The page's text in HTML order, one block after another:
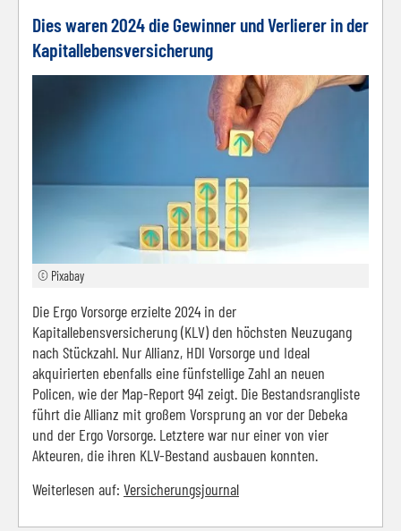
Dies waren 2024 die Gewinner und Verlierer in der
Kapitallebensversicherung
© Pixabay
Die Ergo Vorsorge erzielte 2024 in der
Kapitallebensversicherung (KLV) den höchsten Neuzugang
nach Stückzahl. Nur Allianz, HDI Vorsorge und Ideal
akquirierten ebenfalls eine fünfstellige Zahl an neuen
Policen, wie der Map-Report 941 zeigt. Die Bestandsrangliste
führt die Allianz mit großem Vorsprung an vor der Debeka
und der Ergo Vorsorge. Letztere war nur einer von vier
Akteuren, die ihren KLV-Bestand ausbauen konnten.
Weiterlesen auf: Versicherungsjournal